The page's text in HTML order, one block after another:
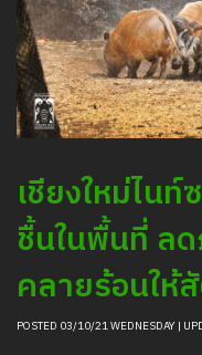
清邁
เชียงใหม่ไน
ชื้นในพื้นที่ ล
คลายร้อนให้
POSTED 03/10/21 WEDNESDAY |